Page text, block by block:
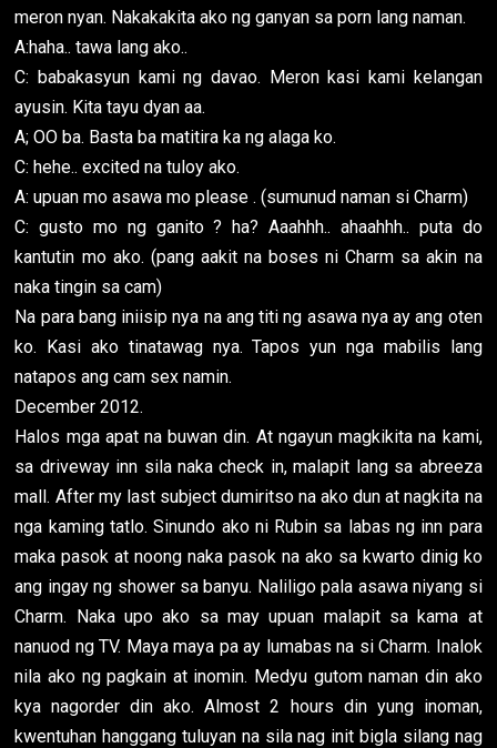
meron nyan. Nakakakita ako ng ganyan sa porn lang naman.
A:haha.. tawa lang ako..
C: babakasyun kami ng davao. Meron kasi kami kelangan
ayusin. Kita tayu dyan aa.
A; OO ba. Basta ba matitira ka ng alaga ko.
C: hehe.. excited na tuloy ako.
A: upuan mo asawa mo please . (sumunud naman si Charm)
C: gusto mo ng ganito ? ha? Aaahhh.. ahaahhh.. puta do
kantutin mo ako. (pang aakit na boses ni Charm sa akin na
naka tingin sa cam)
Na para bang iniisip nya na ang titi ng asawa nya ay ang oten
ko. Kasi ako tinatawag nya. Tapos yun nga mabilis lang
natapos ang cam sex namin.
December 2012.
Halos mga apat na buwan din. At ngayun magkikita na kami,
sa driveway inn sila naka check in, malapit lang sa abreeza
mall. After my last subject dumiritso na ako dun at nagkita na
nga kaming tatlo. Sinundo ako ni Rubin sa labas ng inn para
maka pasok at noong naka pasok na ako sa kwarto dinig ko
ang ingay ng shower sa banyu. Naliligo pala asawa niyang si
Charm. Naka upo ako sa may upuan malapit sa kama at
nanuod ng TV. Maya maya pa ay lumabas na si Charm. Inalok
nila ako ng pagkain at inomin. Medyu gutom naman din ako
kya nagorder din ako. Almost 2 hours din yung inoman,
kwentuhan hanggang tuluyan na sila nag init bigla silang nag